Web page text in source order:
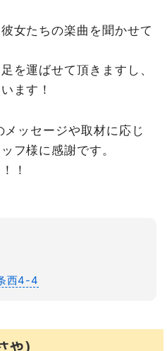
女たちの楽曲を聞かせて
を運ばせて頂きますし、
ます！
ッセージや取材に応じ
フ様に感謝です。
！
西4-4
）